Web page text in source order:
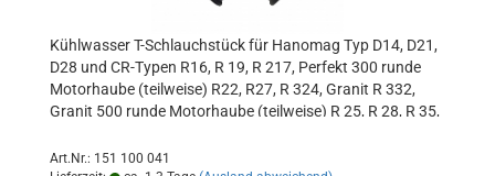
Kühlwasser T-Schlauchstück für Hanomag Typ D14, D21,
D28 und CR-Typen R16, R 19, R 217, Perfekt 300 runde
Motorhaube (teilweise) R22, R27, R 324, Granit R 332,
Granit 500 runde Motorhaube (teilweise) R 25, R 28, R 35,
Art.Nr.: 151 100 041